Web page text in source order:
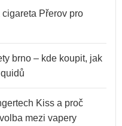
Přerov pro
brno – kde koupit, jak
Kiss a proč
mezi vapery